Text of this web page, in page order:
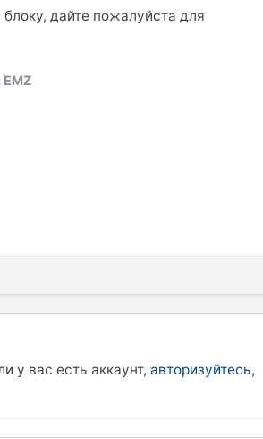
блоку, дайте пожалуйста для
у вас есть аккаунт,авторизуйтесь,